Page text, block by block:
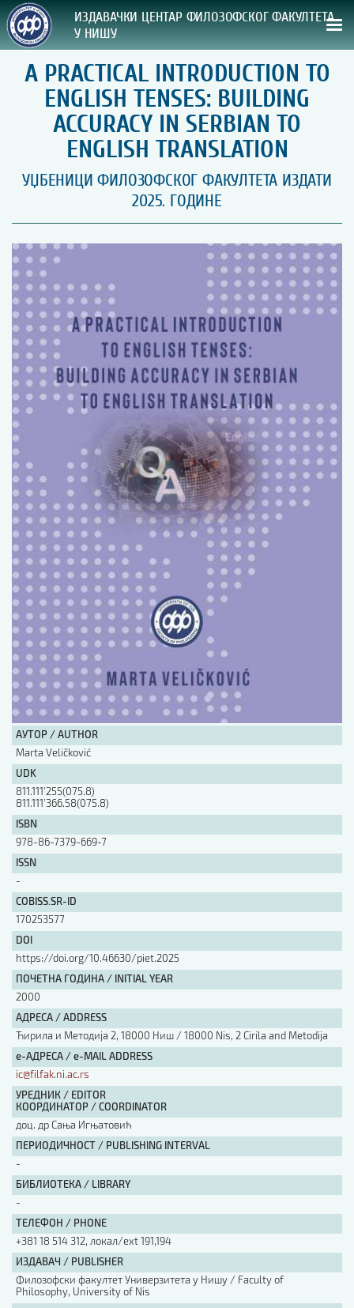
ИЗДАВАЧКИ ЦЕНТАР ФИЛОЗОФСКОГ ФАКУЛТЕТА
У НИШУ
СВА НАША ИЗДАЊА
ВРСТА ИЗДАЊА:
ГОДИНА ОБЈАВЉИВАЊА:
ПРЕГЛЕД
УПУТСТВА
УПУТСТВА
Правилник о издавачкој делатности
Упутство ауторима
Упутство уредницима
Изјава о ауторству
Изјава о лектури
Изјава о коришћењу ауторског дела
Упутство за бирање лиценце
Уговор са аутором
Логотипи
Шаблон прве стране и импресума [B5, ћир]
Шаблон прве стране и импресума [B5, лат]
Шаблон прве стране и импресума [B5, енг]
Етички кодекс
ПРЕТРАГА ИЗДАЊА
Наслов или део наслова
Кључне речи
Тип издања
АУТОР / AUTHOR
UDK
ISBN
ISSN
COBISS.SR-ID
DOI
A PRACTICAL INTRODUCTION TO
ENGLISH TENSES: BUILDING
ACCURACY IN SERBIAN TO
ENGLISH TRANSLATION
УЏБЕНИЦИ ФИЛОЗОФСКОГ ФАКУЛТЕТА ИЗДАТИ
2025. ГОДИНЕ
АУТОР / AUTHOR
Marta Veličković
UDK
811.111’255(075.8)
811.111’366.58(075.8)
ISBN
978-86-7379-669-7
ISSN
-
COBISS.SR-ID
170253577
DOI
https://doi.org/10.46630/piet.2025
ПОЧЕТНА ГОДИНА / INITIAL YEAR
2000
АДРЕСА / ADDRESS
Ћирила и Методија 2, 18000 Ниш / 18000 Nis, 2 Cirila and Metodija
е-АДРЕСА / e-MAIL ADDRESS
ic@filfak.ni.ac.rs
УРЕДНИК / EDITOR
КООРДИНАТОР / COORDINATOR
доц. др Сања Игњатовић
ПЕРИОДИЧНОСТ / PUBLISHING INTERVAL
-
БИБЛИОТЕКА / LIBRARY
-
ТЕЛЕФОН / PHONE
+381 18 514 312, локал/ext 191,194
ИЗДАВАЧ / PUBLISHER
Филозофски факултет Универзитета у Нишу / Faculty of
Philosophy, University of Nis